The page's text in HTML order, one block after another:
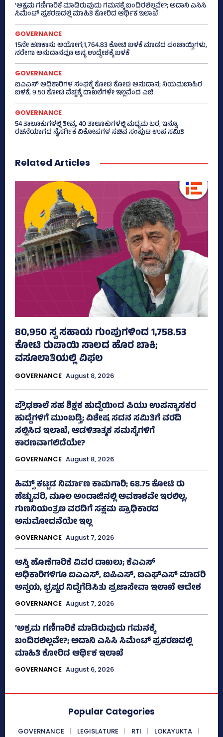
‘ಅಕ್ರಮ ಗಣಿಗಾರಿಕೆ ಮಾಡಿರುವುದು ಗಮನಕ್ಕೆ ಬಂದಿರಲಿಲ್ಲವೇ?; ಅದಾನಿ ಎಸಿಸಿ
ಸಿಮೆಂಟ್ ಪ್ರಕರಣದಲ್ಲಿ ಮಾಹಿತಿ ಕೋರಿದ ಆರ್ಥಿಕ ಇಲಾಖೆ
GOVERNANCE
15ನೇ ಹಣಕಾಸು ಆಯೋಗ;1,764.83 ಕೋಟಿ ಬಳಕೆ ಮಾಡದ ಪಂಚಾಯ್ತಿಗಳು,
ನರೇಗಾ ಅನುದಾನವೂ ಅನ್ಯ ಉದ್ದೇಶಕ್ಕೆ ಬಳಕೆ
GOVERNANCE
ಐಎಎಸ್‌ ಅಧಿಕಾರಿಗಳ ಸಂಘಕ್ಕೆ ಕೋಟಿ ಕೋಟಿ ಅನುದಾನ; ನಿಯಮಬಾಹಿರ
ಬಳಕೆ, 9.50 ಕೋಟಿ ವೆಚ್ಚಕ್ಕೆ ದಾಖಲೆಗಳೇ ಇಲ್ಲವೆಂದ ಎಜಿ
GOVERNANCE
54 ತಾಲೂಕುಗಳಲ್ಲಿ ತೀವ್ರ, 40 ತಾಲೂಕುಗಳಲ್ಲಿ ಮಧ್ಯಮ ಬರ; ಇನ್ನೂ
ರಚನೆಯಾಗದ ನೈಸರ್ಗಿಕ ವಿಕೋಪಗಳ ಸಚಿವ ಸಂಪುಟ ಉಪ ಸಮಿತಿ
Related Articles
80,950 ಸ್ವ ಸಹಾಯ ಗುಂಪುಗಳಿಂದ 1,758.53
ಕೋಟಿ ರುಪಾಯಿ ಸಾಲದ ಹೊರ ಬಾಕಿ;
ವಸೂಲಾತಿಯಲ್ಲಿ ವಿಫಲ
GOVERNANCE August 8, 2026
ಪ್ರೌಢಶಾಲೆ ಸಹ ಶಿಕ್ಷಕ ಹುದ್ದೆಯಿಂದ ಪಿಯು ಉಪನ್ಯಾಸಕರ
ಹುದ್ದೆಗಳಿಗೆ ಮುಂಬಡ್ತಿ; ವಿಶೇಷ ಸದನ ಸಮಿತಿಗೆ ವರದಿ
ಸಲ್ಲಿಸಿದ ಇಲಾಖೆ, ಆಡಳಿತಾತ್ಮಕ ಸಮಸ್ಯೆಗಳಿಗೆ
ಕಾರಣವಾಗಲಿದೆಯೇ?
GOVERNANCE August 8, 2026
ಹಿಮ್ಸ್‌ ಕಟ್ಟಡ ನಿರ್ಮಾಣ ಕಾಮಗಾರಿ; 68.75 ಕೋಟಿ ರು
ಹೆಚ್ಚುವರಿ, ಮೂಲ ಅಂದಾಜಿನಲ್ಲಿ ಅವಕಾಶವೇ ಇರಲಿಲ್ಲ,
ಗುಣನಿಯಂತ್ರಣ ವರದಿಗೆ ಸಕ್ಷಮ ಪ್ರಾಧಿಕಾರದ
ಅನುಮೋದನೆಯೇ ಇಲ್ಲ
GOVERNANCE August 7, 2026
ಆಸ್ತಿ ಹೊಣೆಗಾರಿಕೆ ವಿವರ ದಾಖಲು; ಕೆಎಎಸ್
ಅಧಿಕಾರಿಗಳಿಗೂ ಐಎಎಸ್‌, ಐಪಿಎಸ್‌, ಐಎಫ್‌ಎಸ್‌ ಮಾದರಿ
ಅನ್ವಯ, ಭ್ರಷ್ಟರ ನಿದ್ದೆಗೆಡಿಸಿತು ಪ್ರಜಾಸೇವಾ ಇಲಾಖೆ ಆದೇಶ
GOVERNANCE August 7, 2026
‘ಅಕ್ರಮ ಗಣಿಗಾರಿಕೆ ಮಾಡಿರುವುದು ಗಮನಕ್ಕೆ
ಬಂದಿರಲಿಲ್ಲವೇ?; ಅದಾನಿ ಎಸಿಸಿ ಸಿಮೆಂಟ್ ಪ್ರಕರಣದಲ್ಲಿ
ಮಾಹಿತಿ ಕೋರಿದ ಆರ್ಥಿಕ ಇಲಾಖೆ
GOVERNANCE August 6, 2026
Popular Categories
GOVERNANCE LEGISLATURE RTI
LOKAYUKTA